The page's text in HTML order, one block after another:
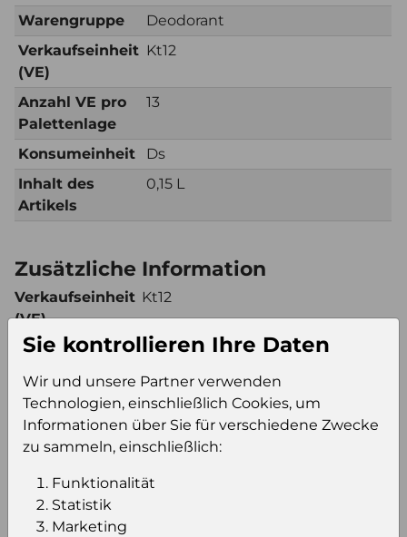
Warengruppe
Deodorant
Verkaufseinheit
(VE)
Kt12
Anzahl VE pro
Palettenlage
13
Konsumeinheit
Ds
Inhalt des
Artikels
0,15 L
Zusätzliche Information
Verkaufseinheit
(VE)
Kt12
Verkaufseinheit
156
Konsumeinheit Ds
Stückzahl pro
1872
Einloggen um den Preis zu
Sie kontrollieren Ihre Daten
Wir und unsere Partner verwenden
Technologien, einschließlich Cookies, um
Informationen über Sie für verschiedene Zwecke
zu sammeln, einschließlich:
Funktionalität
Statistik
Marketing